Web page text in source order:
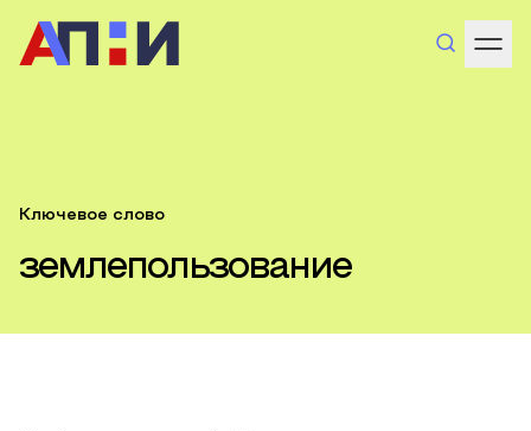
Ключевое слово
землепользование